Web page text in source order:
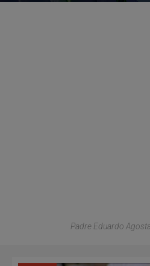
Padre Eduardo